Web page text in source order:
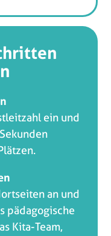
ein und
an und
pädagogische
Kita-Team,